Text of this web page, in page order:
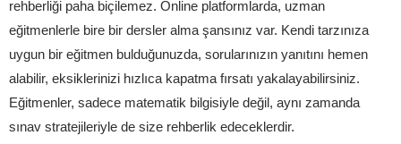
rehberliği paha biçilemez. Online platformlarda, uzman
eğitmenlerle bire bir dersler alma şansınız var. Kendi tarzınıza
uygun bir eğitmen bulduğunuzda, sorularınızın yanıtını hemen
alabilir, eksiklerinizi hızlıca kapatma fırsatı yakalayabilirsiniz.
Eğitmenler, sadece matematik bilgisiyle değil, aynı zamanda
sınav stratejileriyle de size rehberlik edeceklerdir.